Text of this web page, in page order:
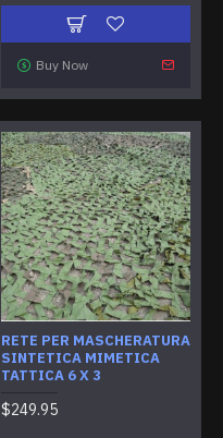
Buy Now
RETE PER MASCHERATURA
SINTETICA MIMETICA
TATTICA 6 X 3
$249.95